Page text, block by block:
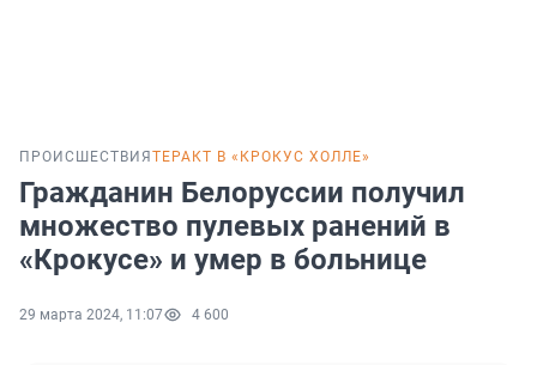
ПРОИСШЕСТВИЯ ТЕРАКТ В «КРОКУС ХОЛЛЕ»
Гражданин Белоруссии получил
множество пулевых ранений в
«Крокусе» и умер в больнице
29 марта 2024, 11:07 4 600